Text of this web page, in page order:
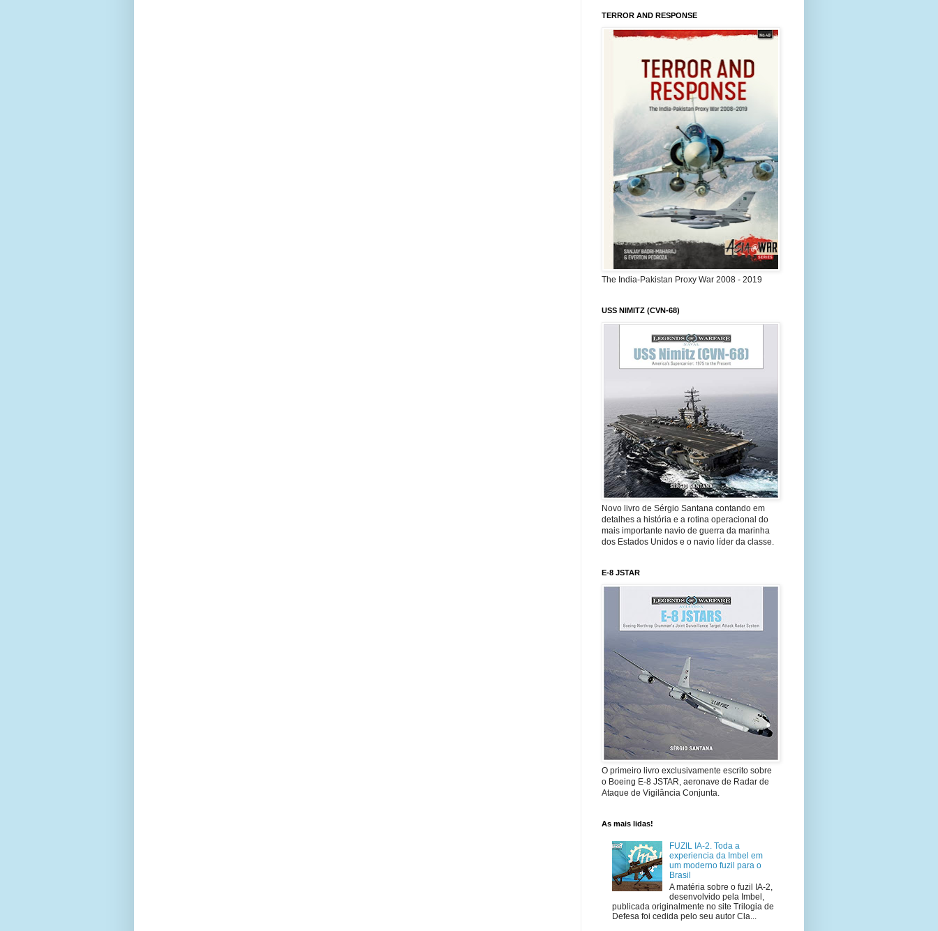
TERROR AND RESPONSE
The India-Pakistan Proxy War 2008 - 2019
USS NIMITZ (CVN-68)
Novo livro de Sérgio Santana contando em
detalhes a história e a rotina operacional do
mais importante navio de guerra da marinha
dos Estados Unidos e o navio líder da classe.
E-8 JSTAR
O primeiro livro exclusivamente escrito sobre
o Boeing E-8 JSTAR, aeronave de Radar de
Ataque de Vigilância Conjunta.
As mais lidas!
FUZIL IA-2. Toda a
experiencia da Imbel em
um moderno fuzil para o
Brasil
A matéria sobre o fuzil IA-2,
desenvolvido pela Imbel,
publicada originalmente no site Trilogia de
Defesa foi cedida pelo seu autor Cla...